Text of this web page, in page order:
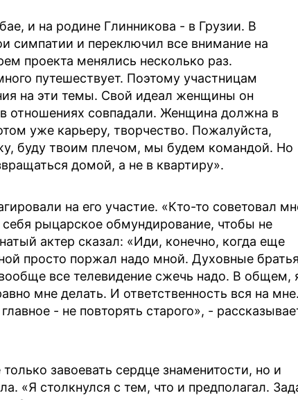
и на родине Глинникова - в Грузии. В
симпатии и переключил все внимание на
проекта менялись несколько раз.
путешествует. Поэтому участницам
на эти темы. Свой идеал женщины он
отношениях совпадали. Женщина должна в
уже карьеру, творчество. Пожалуйста,
буду твоим плечом, мы будем командой. Но
домой, а не в квартиру».
на его участие. «Кто-то советовал
рыцарское обмундирование, чтобы не
актер сказал: «Иди, конечно, когда еще
просто поржал надо мной. Духовные
все телевидение сжечь надо. В общем,
мне делать. И ответственность вся на
- не повторять старого», -
завоевать сердце знаменитости, но и
«Я столкнулся с тем, что и предполагал.